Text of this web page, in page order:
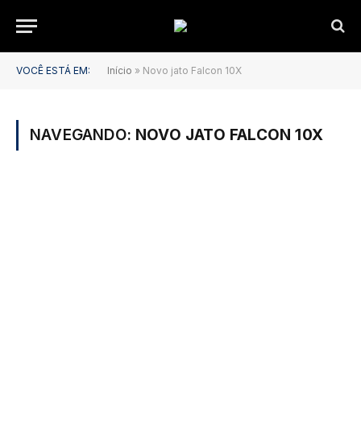
VOCÊ ESTÁ EM: Início » Novo jato Falcon 10X
NAVEGANDO: NOVO JATO FALCON 10X